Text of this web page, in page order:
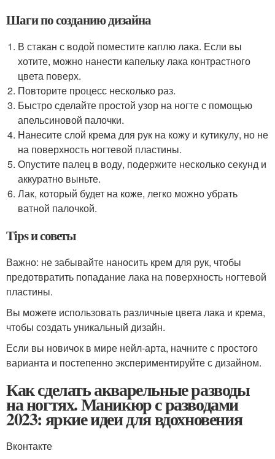
Шаги по созданию дизайна
В стакан с водой поместите каплю лака. Если вы
хотите, можно нанести капельку лака контрастного
цвета поверх.
Повторите процесс несколько раз.
Быстро сделайте простой узор на ногте с помощью
апельсиновой палочки.
Нанесите слой крема для рук на кожу и кутикулу, но не
на поверхность ногтевой пластины.
Опустите палец в воду, подержите несколько секунд и
аккуратно выньте.
Лак, который будет на коже, легко можно убрать
ватной палочкой.
Тips и советы
Важно: не забывайте наносить крем для рук, чтобы
предотвратить попадание лака на поверхность ногтевой
пластины.
Вы можете использовать различные цвета лака и крема,
чтобы создать уникальный дизайн.
Если вы новичок в мире нейл-арта, начните с простого
варианта и постепенно экспериментируйте с дизайном.
Как сделать акварельные разводы
на ногтях. Маникюр с разводами
2023: яркие идеи для вдохновения
Вконтакте